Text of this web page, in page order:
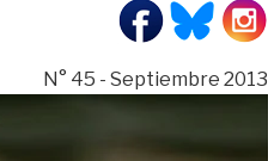
N° 45 - Septiembre 2013